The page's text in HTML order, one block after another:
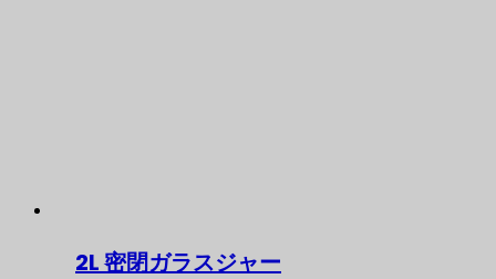
2L 密閉ガラスジャー